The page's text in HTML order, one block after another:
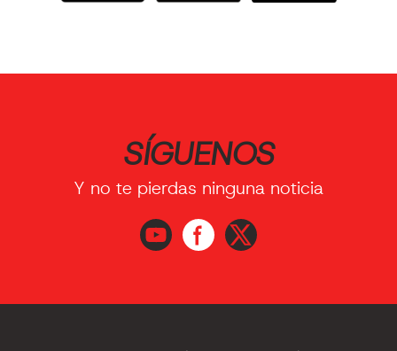
SÍGUENOS
Y no te pierdas ninguna noticia